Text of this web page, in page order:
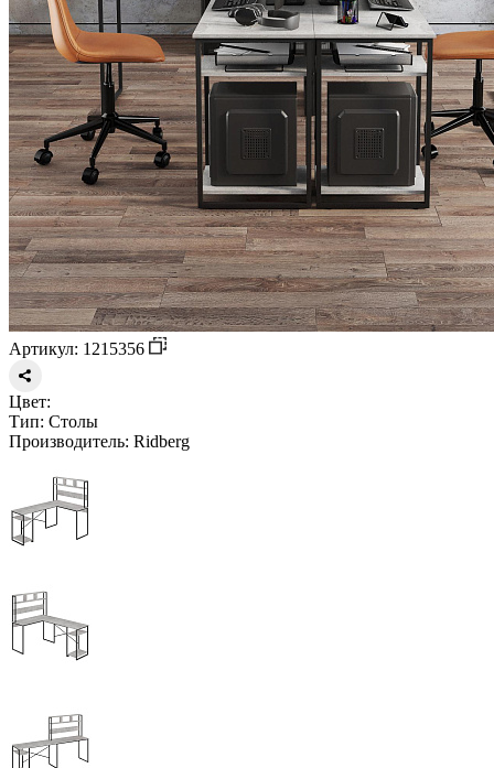
Артикул: 1215356
Цвет:
Тип: Столы
Производитель: Ridberg